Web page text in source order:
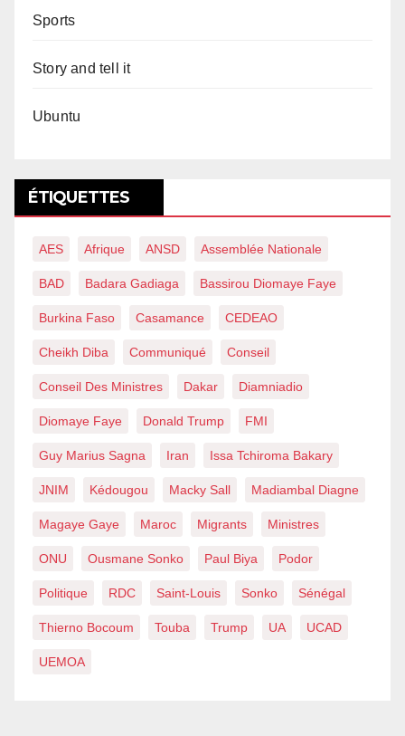
Sports
Story and tell it
Ubuntu
ÉTIQUETTES
AES Afrique ANSD Assemblée Nationale
BAD Badara Gadiaga Bassirou Diomaye Faye
Burkina Faso Casamance CEDEAO
Cheikh Diba Communiqué Conseil
Conseil Des Ministres Dakar Diamniadio
Diomaye Faye Donald Trump FMI
Guy Marius Sagna Iran Issa Tchiroma Bakary
JNIM Kédougou Macky Sall Madiambal Diagne
Magaye Gaye Maroc Migrants Ministres
ONU Ousmane Sonko Paul Biya Podor
Politique RDC Saint-Louis Sonko Sénégal
Thierno Bocoum Touba Trump UA UCAD
UEMOA